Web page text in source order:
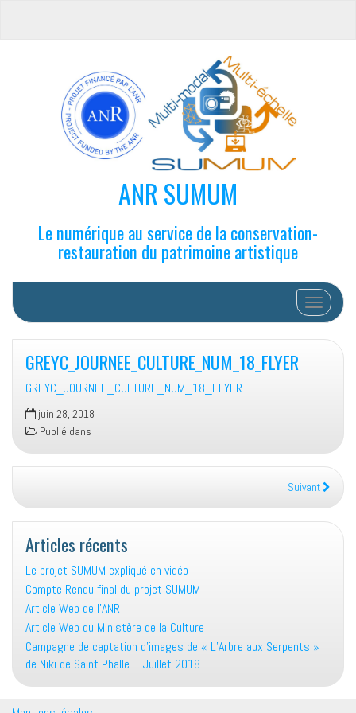
ANR SUMUM
Le numérique au service de la conservation-
restauration du patrimoine artistique
Afficher/
GREYC_JOURNEE_CULTURE_NUM_18_FLYER
GREYC_JOURNEE_CULTURE_NUM_18_FLYER
juin 28, 2018
Publié dans
Suivant
Articles récents
Le projet SUMUM expliqué en vidéo
Compte Rendu final du projet SUMUM
Article Web de l’ANR
Article Web du Ministère de la Culture
Campagne de captation d’images de « L’Arbre aux Serpents »
de Niki de Saint Phalle – Juillet 2018